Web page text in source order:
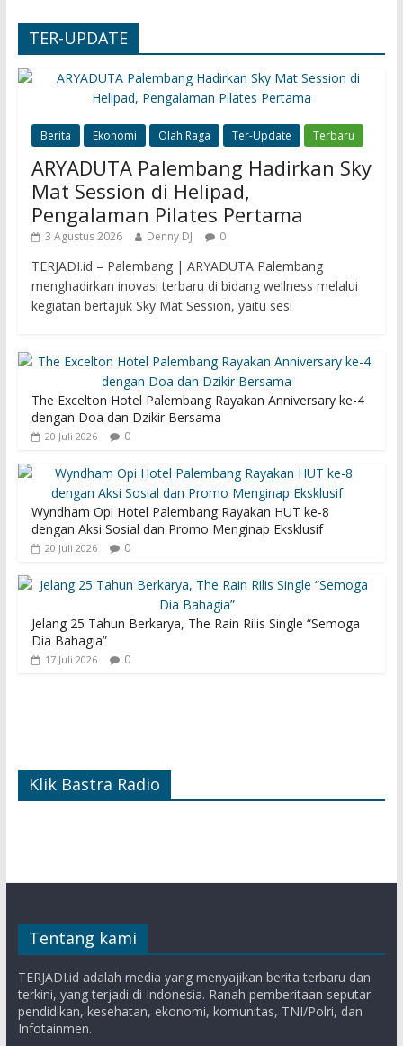
TER-UPDATE
Berita Ekonomi Olah Raga Ter-Update Terbaru
ARYADUTA Palembang Hadirkan Sky
Mat Session di Helipad,
Pengalaman Pilates Pertama
3 Agustus 2026 Denny DJ 0
TERJADI.id – Palembang | ARYADUTA Palembang
menghadirkan inovasi terbaru di bidang wellness melalui
kegiatan bertajuk Sky Mat Session, yaitu sesi
The Excelton Hotel Palembang Rayakan Anniversary ke-4
dengan Doa dan Dzikir Bersama
20 Juli 2026 0
Wyndham Opi Hotel Palembang Rayakan HUT ke-8
dengan Aksi Sosial dan Promo Menginap Eksklusif
20 Juli 2026 0
Jelang 25 Tahun Berkarya, The Rain Rilis Single “Semoga
Dia Bahagia”
17 Juli 2026 0
Klik Bastra Radio
Tentang kami
TERJADI.id adalah media yang menyajikan berita terbaru dan
terkini, yang terjadi di Indonesia. Ranah pemberitaan seputar
pendidikan, kesehatan, ekonomi, komunitas, TNI/Polri, dan
Infotainmen.